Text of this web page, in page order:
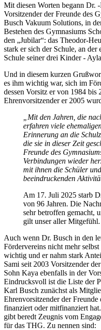
Mit diesen Worten begann Dr.
Vorsitzender der Freunde des
Busch Vakuum Solutions, in
Bestehen des Gymnasiums
den „Jubilar“: das Theodor-
stark er sich der Schule, an
Schule seiner drei Kinder -
Und in diesem kurzen
es ihm wichtig war, sich im
dessen Vorsitz er von 1984 bis
Ehrenvorsitzender er 2005
„Mit den Jahren, die
erfahren viele
Erinnerung an die
die sie in dieser Zeit
Freunde des
Verbindungen wieder
mit ihnen die Schüler
beeindruckenden
Am 17. Juli 2025 starb
von 96 Jahren. Die
sehr betroffen gemacht,
gilt unser aller Mitgefühl.
Auch wenn Dr. Busch in den
Fördervereins nicht mehr
wichtig und er nahm stark
Sami seit 2003 Vorsitzender
Sohn Kaya ebenfalls in der
Eindrucksvoll ist die Liste der
Karl Busch zunächst als
Ehrenvorsitzender der Freunde
finanziert oder mitfinanziert
gibt beredt Zeugnis vom
für das THG. Zu nennen sind: